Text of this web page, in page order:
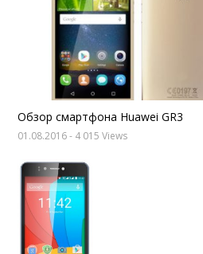
Обзор смартфона Huawei GR3
01.08.2016- 4 015 Views